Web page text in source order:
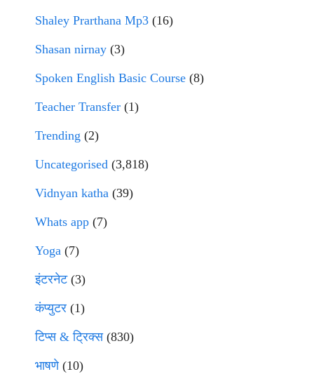
Shaley Prarthana Mp3 (16)
Shasan nirnay (3)
Spoken English Basic Course (8)
Teacher Transfer (1)
Trending (2)
Uncategorised (3,818)
Vidnyan katha (39)
Whats app (7)
Yoga (7)
इंटरनेट(3)
कंप्युटर (1)
टिप्स & ट्रिक्स(830)
भाषणे(10)